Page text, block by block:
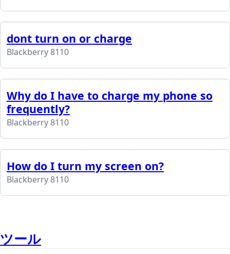
dont turn on or charge
Blackberry 8110
Why do I have to charge my phone so
frequently?
Blackberry 8110
How do I turn my screen on?
Blackberry 8110
ツール